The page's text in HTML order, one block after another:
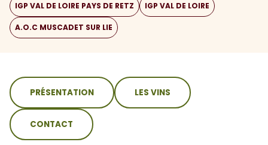
IGP VAL DE LOIRE PAYS DE RETZ IGP VAL DE LOIRE
A.O.C MUSCADET SUR LIE
sommaire
PRÉSENTATION LES VINS
CONTACT